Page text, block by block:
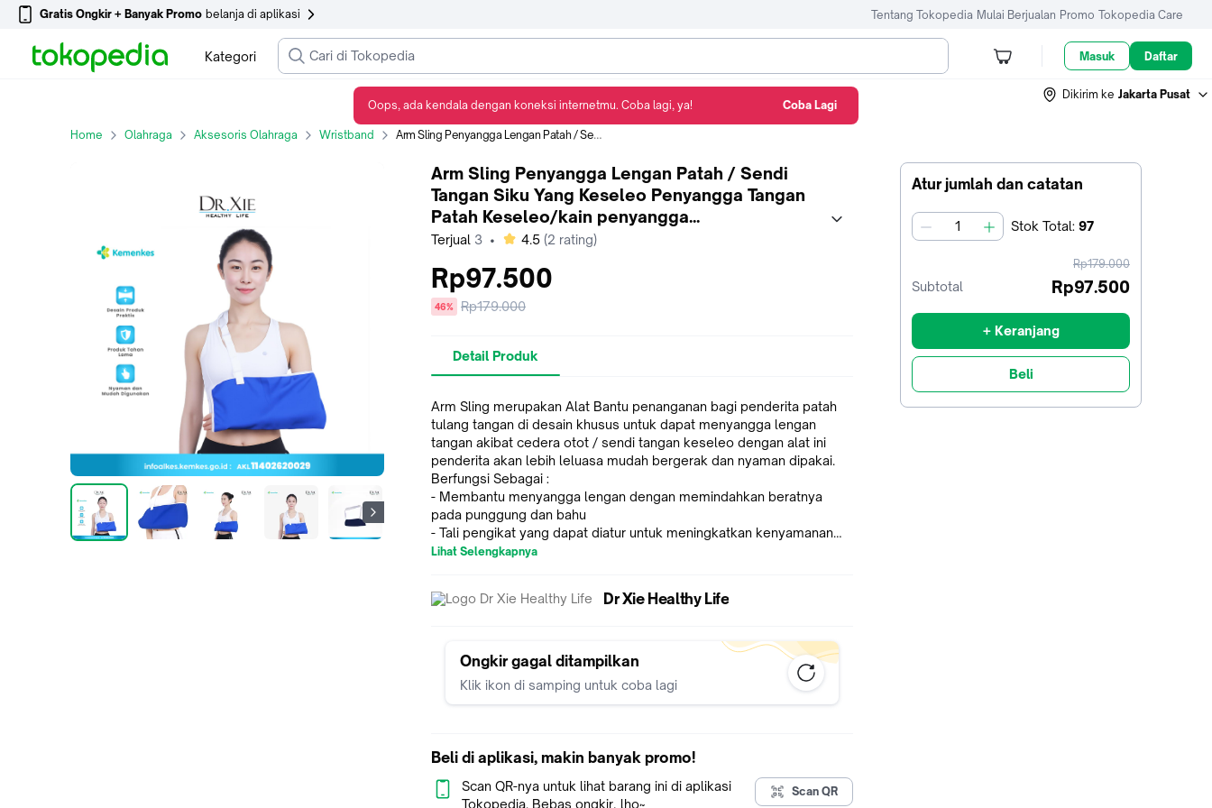
Gratis Ongkir + Banyak Promo belanja di aplikasi Tentang Tokopedia Mulai Berjualan Promo Tokopedia Care
Kategori Masuk Daftar
Dikirim ke Jakarta Pusat
Home Olahraga Aksesoris Olahraga Wristband Arm Sling Penyangga Lengan Patah / Sendi Tangan Siku Yang Keseleo Penyangga Tangan Patah Keseleo/kain penyangga siku/penyangga tulang lengan/penahan siku
Atur jumlah dan catatan
jumlah Stok Total: 97
harga
sebelum
Rp179.000
Subtotal Rp97.500
+ Keranjang
Beli
Arm Sling Penyangga Lengan Patah / Sendi
Tangan Siku Yang Keseleo Penyangga Tangan
Patah Keseleo/kain penyangga
siku/penyangga tulang lengan/penahan siku
Terjual 3 • bintang
4.5 (2 rating)
Rp97.500
diskon
46%
Harga
Rp179.000
Detail Produk
Arm Sling merupakan Alat Bantu penanganan bagi penderita patah
tulang tangan di desain khusus untuk dapat menyangga lengan
tangan akibat cedera otot / sendi tangan keseleo dengan alat ini
penderita akan lebih leluasa mudah bergerak dan nyaman dipakai.
Berfungsi Sebagai :
- Membantu menyangga lengan dengan memindahkan beratnya
pada punggung dan bahu
- Tali pengikat yang dapat diatur untuk meningkatkan kenyamanan
pengguna
Ukuran kain penyangga yang panjang dan lebar memberikan support
Dapat digunakan untuk tangan kanan ataupun kiri.
Sabuk yang dapat digeser memudahkan pengaturan
Material : Polyester
Warna : Random
Lihat Selengkapnya
Dr Xie Healthy Life
Ongkir gagal ditampilkan
Klik ikon di samping untuk coba lagi
Beli di aplikasi, makin banyak promo!
Scan QR-nya untuk lihat barang ini di aplikasi
Tokopedia. Bebas ongkir, lho~
Scan QR
Oops, ada kendala dengan koneksi internetmu. Coba lagi, ya! Coba Lagi